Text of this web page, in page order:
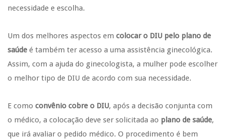
necessidade e escolha.
Um dos melhores aspectos em colocar o DIU pelo plano de
saúde é também ter acesso a uma assistência ginecológica.
Assim, com a ajuda do ginecologista, a mulher pode escolher
o melhor tipo de DIU de acordo com sua necessidade.
E como convênio cobre o DIU, após a decisão conjunta com
o médico, a colocação deve ser solicitada ao plano de saúde,
que irá avaliar o pedido médico. O procedimento é bem